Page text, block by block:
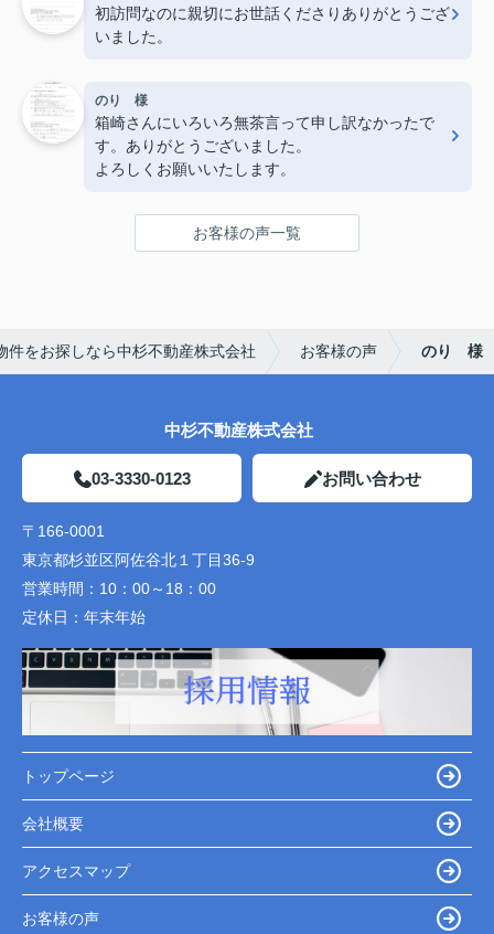
初訪問なのに親切にお世話くださりありがとうござ
いました。
のり 様
箱崎さんにいろいろ無茶言って申し訳なかったで
す。ありがとうございました。
よろしくお願いいたします。
お客様の声一覧
件をお探しなら中杉不動産株式会社 お客様の声 のり 様
中杉不動産株式会社
03-3330-0123 お問い合わせ
〒166-0001
東京都杉並区阿佐谷北１丁目36-9
営業時間： 10：00～18：00
定休日： 年末年始
トップページ
会社概要
アクセスマップ
お客様の声